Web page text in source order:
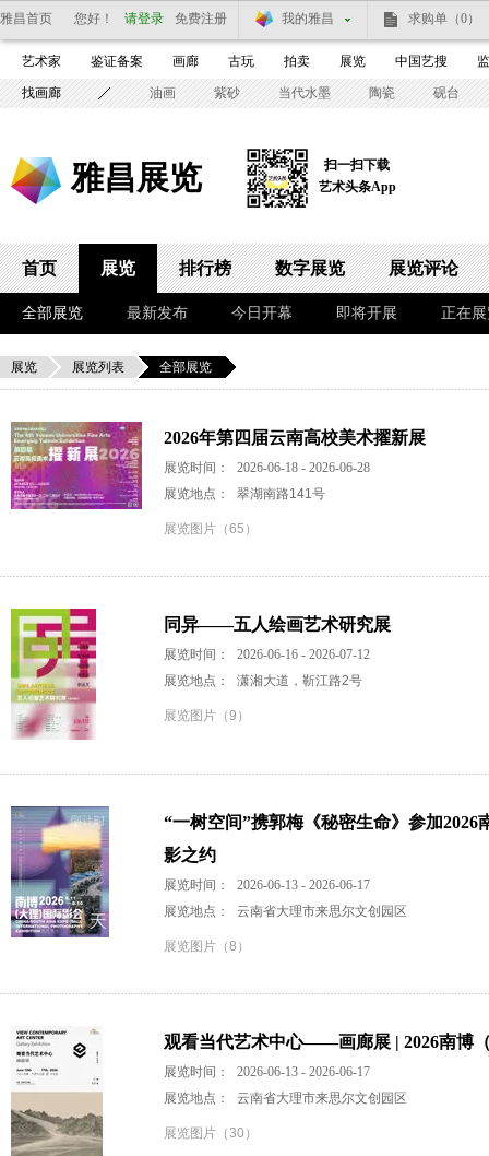
雅昌首页 您好！ 请登录 免费注册 我的雅昌 求购单 （0）
艺术家 鉴证备案 画廊 古玩 拍卖 展览 中国艺搜
找画廊 油画 紫砂 当代水墨 陶瓷 砚台
雅昌展览
扫一扫下载
艺术头条App
首页 展览 排行榜 数字展览 展览评论
全部展览 最新发布 今日开幕 即将开展 正在
展览 展览列表 全部展览
2026年第四届云南高校美术擢新展
展览时间：
2026-06-18 - 2026-06-28
展览地点：
翠湖南路141号
展览图片（65）
同异——五人绘画艺术研究展
展览时间：
2026-06-16 - 2026-07-12
展览地点：
潇湘大道，靳江路2号
展览图片（9）
“一树空间”携郭梅《秘密生命》参加2026
影之约
展览时间：
2026-06-13 - 2026-06-17
展览地点：
云南省大理市来思尔文创园区
展览图片（8）
观看当代艺术中心——画廊展 | 2026南博
展览时间：
2026-06-13 - 2026-06-17
展览地点：
云南省大理市来思尔文创园区
展览图片（30）